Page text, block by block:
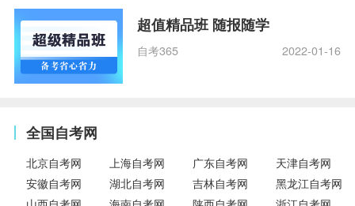
超值精品班 随报随学
自考365 2022-01-16
全国自考网
北京自考网 上海自考网 广东自考网
天津自考网
安徽自考网
湖北自考网 吉林自考网
黑龙江自考网